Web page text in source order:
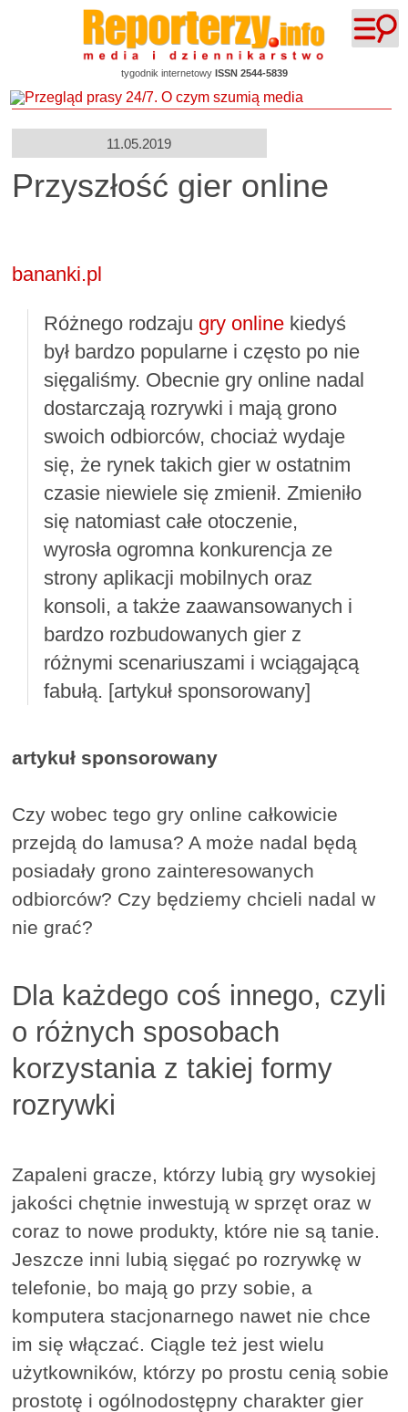
tygodnik internetowy ISSN 2544-5839
11.05.2019
Przyszłość gier online
bananki.pl
Różnego rodzaju gry onlinekiedyś
był bardzo popularne i często po nie
sięgaliśmy. Obecnie gry online nadal
dostarczają rozrywki i mają grono
swoich odbiorców, chociaż wydaje
się, że rynek takich gier w ostatnim
czasie niewiele się zmienił. Zmieniło
się natomiast całe otoczenie,
wyrosła ogromna konkurencja ze
strony aplikacji mobilnych oraz
konsoli, a także zaawansowanych i
bardzo rozbudowanych gier z
różnymi scenariuszami i wciągającą
fabułą. [artykuł sponsorowany]
artykuł sponsorowany
Czy wobec tego gry online całkowicie
przejdą do lamusa? A może nadal będą
posiadały grono zainteresowanych
odbiorców? Czy będziemy chcieli nadal w
nie grać?
Dla każdego coś innego, czyli
o różnych sposobach
korzystania z takiej formy
rozrywki
Zapaleni gracze, którzy lubią gry wysokiej
jakości chętnie inwestują w sprzęt oraz w
coraz to nowe produkty, które nie są tanie.
Jeszcze inni lubią sięgać po rozrywkę w
telefonie, bo mają go przy sobie, a
komputera stacjonarnego nawet nie chce
im się włączać. Ciągle też jest wielu
użytkowników, którzy po prostu cenią sobie
prostotę i ogólnodostępny charakter gier